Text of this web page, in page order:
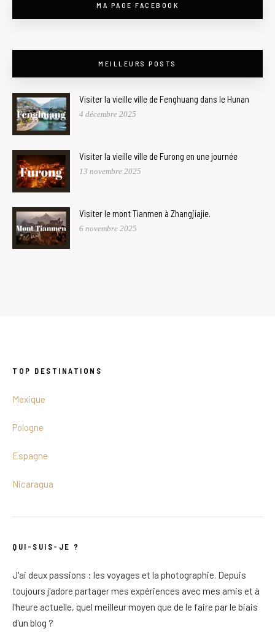
MA PAGE FACEBOOK
MEILLEURS POSTS
Visiter la vieille ville de Fenghuang dans le Hunan
4 décembre 2025
Visiter la vieille ville de Furong en une journée
13 novembre 2025
Visiter le mont Tianmen à Zhangjiajie.
6 novembre 2025
TOP DESTINATIONS
Mexique
Pologne
Espagne
Nicaragua
QUI-SUIS-JE ?
J'ai deux passions : les voyages et la photographie. Depuis
toujours j'adore partager mes expériences avec mes amis et à
l'heure actuelle, quel meilleur moyen que de le faire par le biais
d'un blog ?